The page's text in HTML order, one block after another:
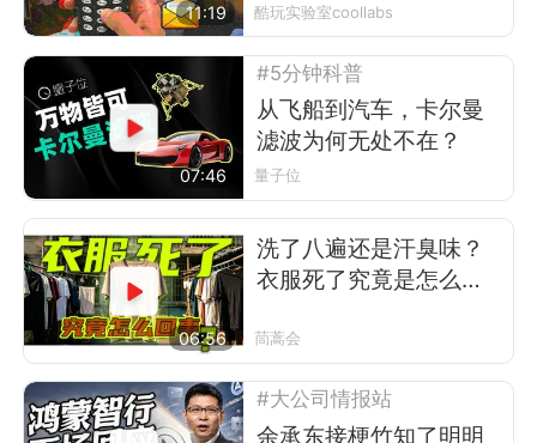
11:19 酷玩实验室coollabs
07:46
#5分钟科普
从飞船到汽车，卡尔曼
滤波为何无处不在？
量子位
06:56
洗了八遍还是汗臭味？
衣服死了究竟是怎么回
茼蒿会
#大公司情报站
余承东接梗竹知了明明